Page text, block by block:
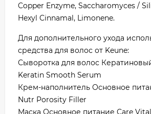
Copper Enzyme, Saccharomyces /
Hexyl Cinnamal, Limonene.
Для дополнительного ухода
средства для волос от Keune:
Сыворотка для волос
Keratin Smooth Serum
Крем-наполнитель Основное
Nutr Porosity Filler